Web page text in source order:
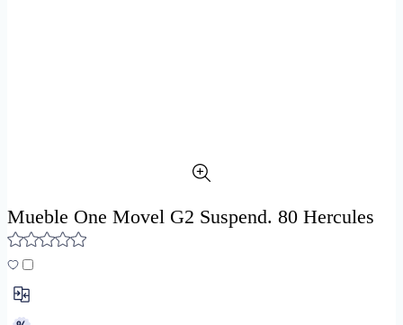
Mueble One Movel G2 Suspend. 80 Hercules